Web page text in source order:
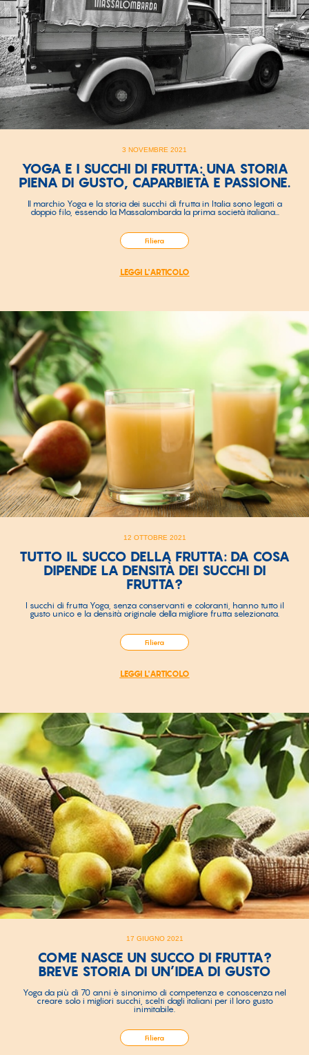
3 NOVEMBRE 2021
YOGA E I SUCCHI DI FRUTTA: UNA STORIA
PIENA DI GUSTO, CAPARBIETÀ E PASSIONE.
Il marchio Yoga e la storia dei succhi di frutta in Italia sono legati a
doppio filo, essendo la Massalombarda la prima società italiana...
Filiera
LEGGI L'ARTICOLO
12 OTTOBRE 2021
TUTTO IL SUCCO DELLA FRUTTA: DA COSA
DIPENDE LA DENSITÀ DEI SUCCHI DI
FRUTTA?
I succhi di frutta Yoga, senza conservanti e coloranti, hanno tutto il
gusto unico e la densità originale della migliore frutta selezionata.
Filiera
LEGGI L'ARTICOLO
17 GIUGNO 2021
COME NASCE UN SUCCO DI FRUTTA?
BREVE STORIA DI UN’IDEA DI GUSTO
Yoga da più di 70 anni è sinonimo di competenza e conoscenza nel
creare solo i migliori succhi, scelti dagli italiani per il loro gusto
inimitabile.
Filiera